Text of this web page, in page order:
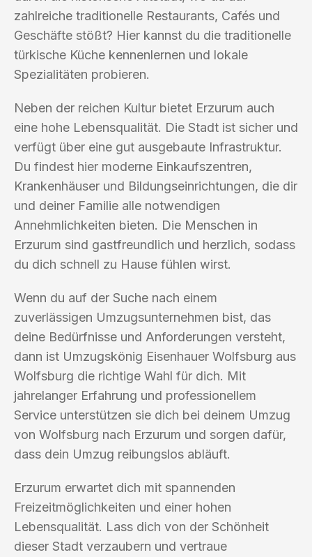
zahlreiche traditionelle Restaurants, Cafés und
Geschäfte stößt? Hier kannst du die traditionelle
türkische Küche kennenlernen und lokale
Spezialitäten probieren.
Neben der reichen Kultur bietet Erzurum auch
eine hohe Lebensqualität. Die Stadt ist sicher und
verfügt über eine gut ausgebaute Infrastruktur.
Du findest hier moderne Einkaufszentren,
Krankenhäuser und Bildungseinrichtungen, die dir
und deiner Familie alle notwendigen
Annehmlichkeiten bieten. Die Menschen in
Erzurum sind gastfreundlich und herzlich, sodass
du dich schnell zu Hause fühlen wirst.
Wenn du auf der Suche nach einem
zuverlässigen Umzugsunternehmen bist, das
deine Bedürfnisse und Anforderungen versteht,
dann ist Umzugskönig Eisenhauer Wolfsburg aus
Wolfsburg die richtige Wahl für dich. Mit
jahrelanger Erfahrung und professionellem
Service unterstützen sie dich bei deinem Umzug
von Wolfsburg nach Erzurum und sorgen dafür,
dass dein Umzug reibungslos abläuft.
Erzurum erwartet dich mit spannenden
Freizeitmöglichkeiten und einer hohen
Lebensqualität. Lass dich von der Schönheit
dieser Stadt verzaubern und vertraue